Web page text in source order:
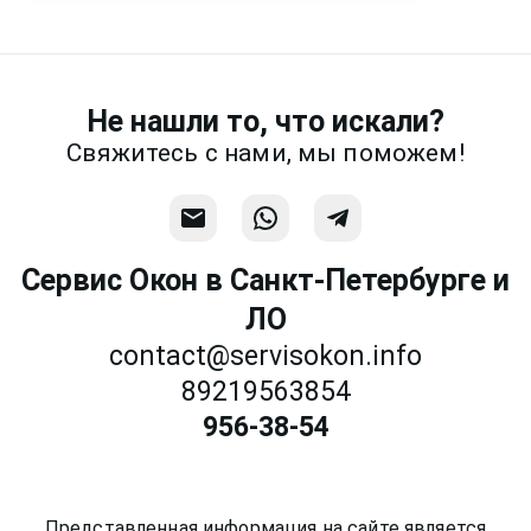
Связаться
Не нашли то, что искали?
Свяжитесь с нами, мы поможем!
Сервис Окон в Санкт-Петербурге и
ЛО
contact@servisokon.info
89219563854
956-38-54